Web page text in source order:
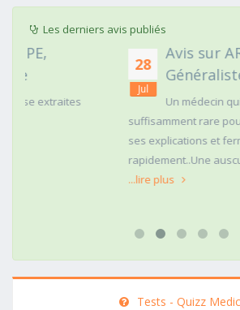
Les derniers avis publiés
Avis sur ARNAUD
Généraliste
Un médecin qui vous regarde
suffisamment rare pour être
ses explications et ferme si une action
rapidement..Une auscultation de bas
Tests - Quizz